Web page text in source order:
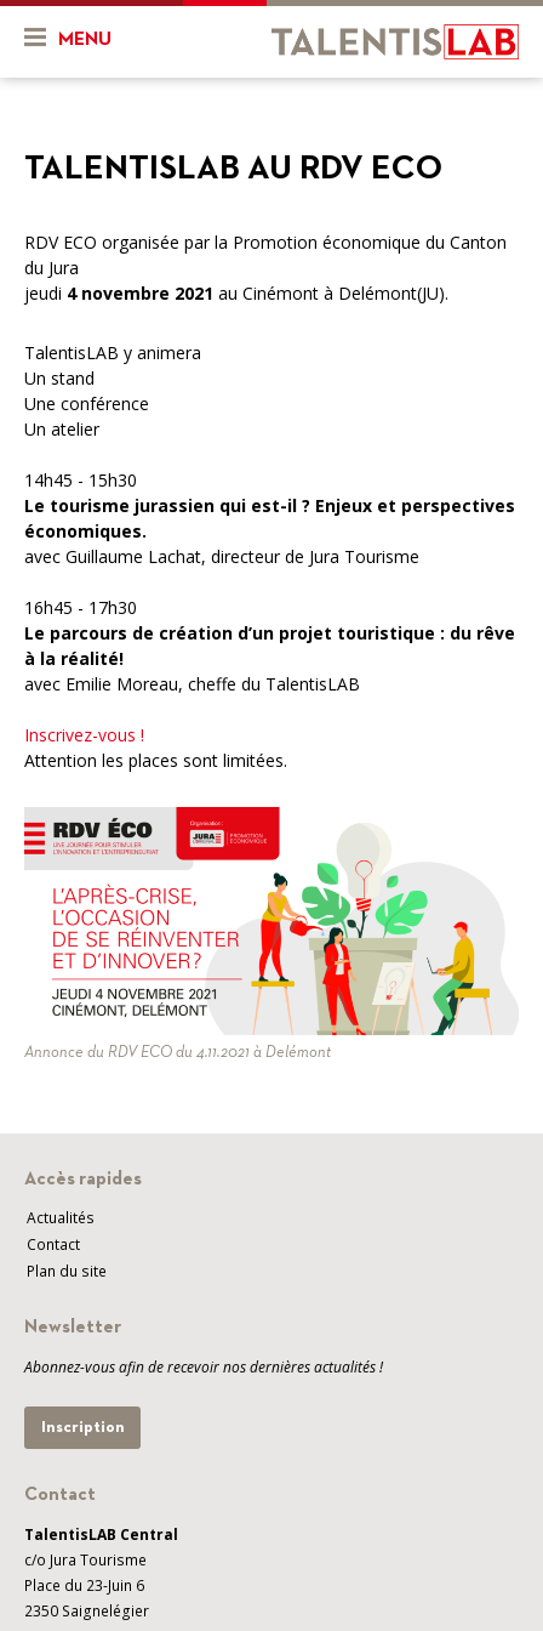
MENU
Présentation
L'équipe
Nos services
Combien ça coûte ?
Nos partenaires
Actualités & Agenda
Agenda
Mon projet
Projets finalisés
Ressources
TALENTISLAB AU RDV ECO
RDV ECO organisée par la Promotion économique du Canton
du Jura
jeudi 4 novembre 2021 au Cinémont à Delémont(JU).
TalentisLAB y animera
Un stand
Une conférence
Un atelier
14h45 - 15h30
Le tourisme jurassien qui est-il ? Enjeux et perspectives
économiques.
avec Guillaume Lachat, directeur de Jura Tourisme
16h45 - 17h30
Le parcours de création d’un projet touristique : du rêve
à la réalité!
avec Emilie Moreau, cheffe du TalentisLAB
Inscrivez-vous !
Attention les places sont limitées.
Annonce du RDV ECO du 4.11.2021 à Delémont
Accès rapides
Actualités
Contact
Plan du site
Newsletter
Abonnez-vous afin de recevoir nos dernières actualités !
Inscription
Contact
TalentisLAB Central
c/o Jura Tourisme
Place du 23-Juin 6
2350 Saignelégier